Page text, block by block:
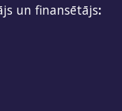
un finansētājs: